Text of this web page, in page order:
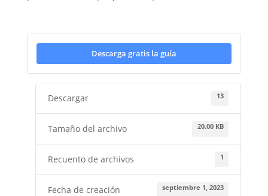
Descarga gratis la guía
Descargar 13
Tamaño del archivo 20.00 KB
Recuento de archivos 1
Fecha de creación septiembre 1, 2023